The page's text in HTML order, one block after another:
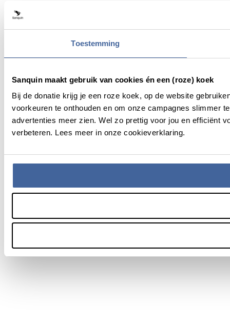
Toestemming
Sanquin maakt gebruik van cookies én een (roze) koek
Bij de donatie krijg je een roze koek, op de website
voorkeuren te onthouden en om onze campagnes slimmer
advertenties meer zien. Wel zo prettig voor jou en efficiënt
verbeteren. Lees meer in onze cookieverklaring.